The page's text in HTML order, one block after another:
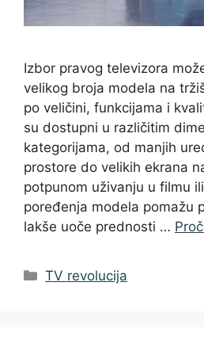
Izbor pravog televizora
velikog broja modela na
po veličini, funkcijama i
su dostupni u različitim
kategorijama, od manjih
prostore do velikih ekrana
potpunom uživanju u filmu
poređenja modela pomažu
lakše uoče prednosti …
Categories
TV revolucija